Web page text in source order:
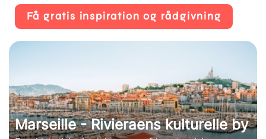
Få gratis inspiration og rådgivning
Marseille - Rivieraens kulturelle by